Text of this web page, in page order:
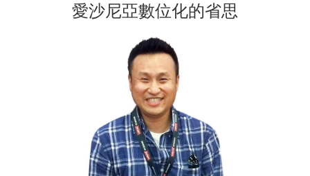
愛沙尼亞數位化的省思